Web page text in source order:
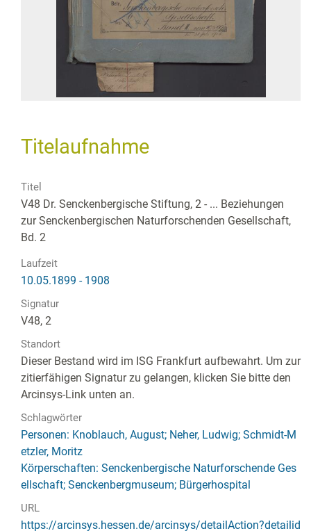
Titelaufnahme
Titel
V48 Dr. Senckenbergische Stiftung, 2 - ... Beziehungen
zur Senckenbergischen Naturforschenden Gesellschaft,
Bd. 2
Laufzeit
10.05.1899 - 1908
Signatur
V48, 2
Standort
Dieser Bestand wird im ISG Frankfurt aufbewahrt. Um zur
zitierfähigen Signatur zu gelangen, klicken Sie bitte den
Arcinsys-Link unten an.
Schlagwörter
Personen: Knoblauch, August; Neher, Ludwig; Schmidt-M
etzler, Moritz
Körperschaften: Senckenbergische Naturforschende Ges
ellschaft; Senckenbergmuseum; Bürgerhospital
URL
https://arcinsys.hessen.de/arcinsys/detailAction?detailid